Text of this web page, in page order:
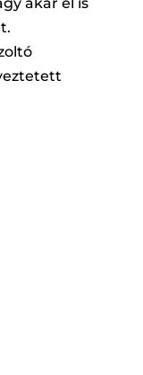
akár el is